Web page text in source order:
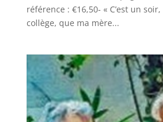
référence : €16,50- « C’est un
collège, que ma mère...